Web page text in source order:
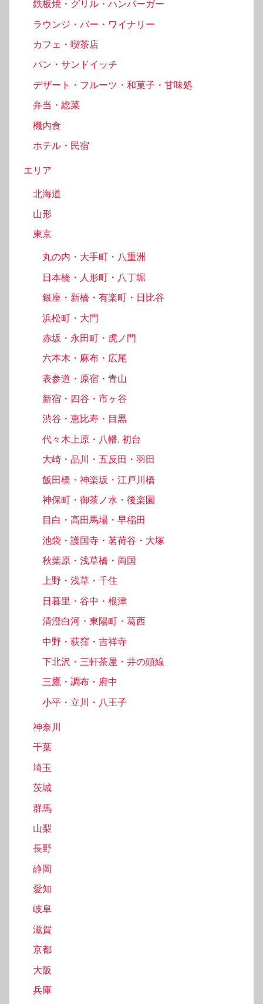
鉄板焼・グリル・ハンバーガー
ラウンジ・バー・ワイナリー
カフェ・喫茶店
パン・サンドイッチ
デザート・フルーツ・和菓子・甘味処
弁当・総菜
機内食
ホテル・民宿
エリア
北海道
山形
東京
丸の内・大手町・八重洲
日本橋・人形町・八丁堀
銀座・新橋・有楽町・日比谷
浜松町・大門
赤坂・永田町・虎ノ門
六本木・麻布・広尾
表参道・原宿・青山
新宿・四谷・市ヶ谷
渋谷・恵比寿・目黒
代々木上原・八幡, 初台
大崎・品川・五反田・羽田
飯田橋・神楽坂・江戸川橋
神保町・御茶ノ水・後楽園
目白・高田馬場・早稲田
池袋・護国寺・茗荷谷・大塚
秋葉原・浅草橋・両国
上野・浅草・千住
日暮里・谷中・根津
清澄白河・東陽町・葛西
中野・荻窪・吉祥寺
下北沢・三軒茶屋・井の頭線
三鷹・調布・府中
小平・立川・八王子
神奈川
千葉
埼玉
茨城
群馬
山梨
長野
静岡
愛知
岐阜
滋賀
京都
大阪
兵庫